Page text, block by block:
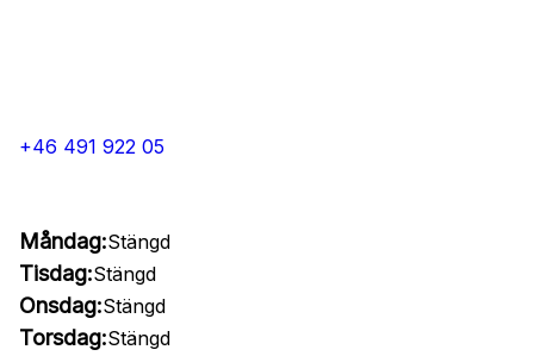
+46 491 922 05
Måndag:Stängd
Tisdag:Stängd
Onsdag:Stängd
Torsdag:Stängd